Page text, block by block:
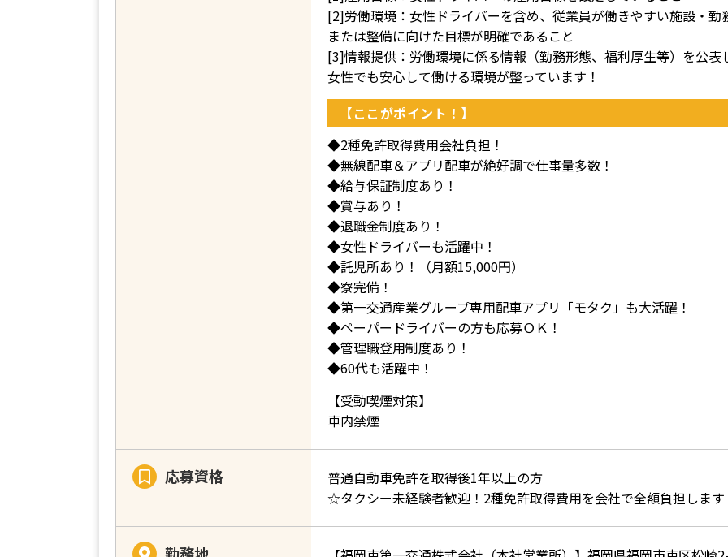
[2]労働環境：女性ドライバーを含め、従業員が働きやすい施設・勤
または整備に向けた目標が明確であること
[3]情報提供：労働環境に係る情報（勤務形態、福利厚生等）を公表
女性でも安心して働ける環境が整っています！
【ここがポイント！】
◆2種免許取得費用会社負担！
◆無線配車＆アプリ配車が絶好調で仕事量多数！
◆給与保証制度あり！
◆賞与あり！
◆退職金制度あり！
◆女性ドライバーも活躍中！
◆託児所あり！（月額15,000円）
◆寮完備！
◆第一交通産業グループ専用配車アプリ「モタク」も大活躍！
◆ペーパードライバーの方も応募ＯＫ！
◆管理職登用制度あり！
◆60代も活躍中！
【受動喫煙対策】
車内禁煙
応募資格
普通自動車免許を取得後1年以上の方
☆タクシー未経験者歓迎！2種免許取得費用を会社で全額負担します
勤務地